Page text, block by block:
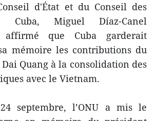
d'État et du Conseil des
Cuba, Miguel Díaz-Canel
affirmé que Cuba garderait
mémoire les contributions du
Quang à la consolidation des
avec le Vietnam.
septembre, l’ONU a mis le